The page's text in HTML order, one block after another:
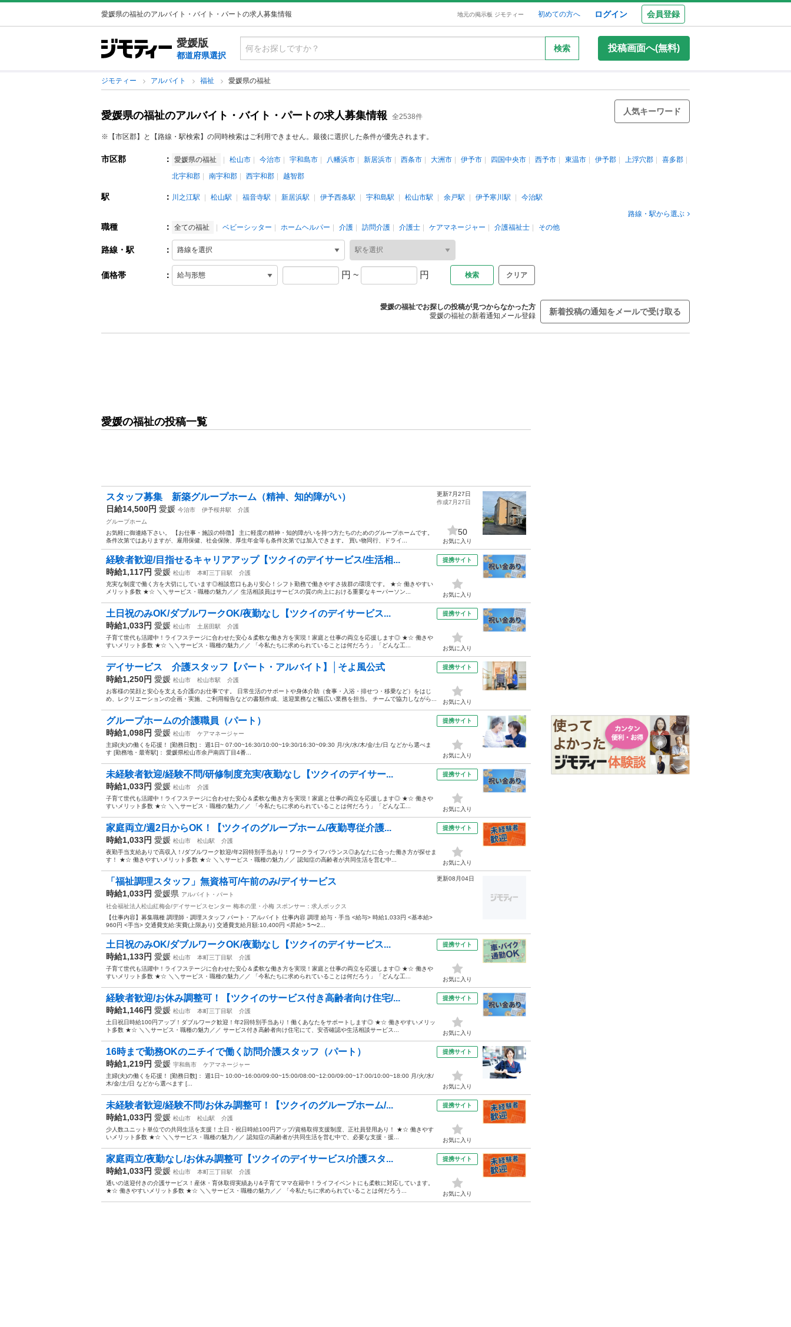
愛媛県の福祉のアルバイト・バイト・パートの求人募集情報 地元の掲示板 ジモティー 初めての方へ ログイン 会員登録
愛媛版
都道府県選択
検索 投稿画面へ(無料)
ジモティー アルバイト 福祉 愛媛県の福祉
愛媛県の福祉のアルバイト・バイト・パートの求人募集情報 全2538件
人気キーワード
※【市区郡】と【路線・駅検索】の同時検索はご利用できません。最後に選択した条件が優先されます。
市区郡 ： 愛媛県の福祉 松山市 今治市 宇和島市 八幡浜市 新居浜市 西条市 大洲市 伊予市 四国中央市 西予市 東温市 伊予郡 上浮穴郡
喜多郡
北宇和郡
南宇和郡 西宇和郡 越智郡
駅 ： 川之江駅 松山駅 福音寺駅 新居浜駅 伊予西条駅 宇和島駅 松山市駅 余戸駅 伊予寒川駅
今治駅
路線・駅から選ぶ
職種 ： 全ての福祉 ベビーシッター ホームヘルパー 介護 訪問介護 介護士 ケアマネージャー 介護福祉士 その他
路線・駅 ：
価格帯 ： 円 ~ 円 クリア
愛媛の福祉でお探しの投稿が見つからなかった方
愛媛の福祉の新着通知メール登録
新着投稿の通知をメールで受け取る
愛媛の福祉の投稿一覧
スタッフ募集 新築グループホーム（精神、知的障がい）
日給14,500円 愛媛 今治市 伊予桜井駅
介護
グループホーム
お気軽に御連絡下さい。 【お仕事・施設の特徴】 主に軽度の精神・知的障がいを持つ方たちのためのグループホームです。
条件次第ではありますが、雇用保健、社会保険、厚生年金等も条件次第では加入できます。 買い物同行、ドライ...
更新7月27日
作成7月27日
50
お気に入り
経験者歓迎/目指せるキャリアアップ【ツクイのデイサービス/生活相...
時給1,117円 愛媛 松山市 本町三丁目駅
介護
充実な制度で働く方を大切にしています◎相談窓口もあり安心！シフト勤務で働きやすさ抜群の環境です。 ★☆ 働きやすい
メリット多数 ★☆ ＼＼サービス・職種の魅力／／ 生活相談員はサービスの質の向上における重要なキーパーソン...
提携サイト
お気に入り
土日祝のみOK/ダブルワークOK/夜勤なし【ツクイのデイサービス...
時給1,033円 愛媛 松山市 土居田駅
介護
子育て世代も活躍中！ライフステージに合わせた安心＆柔軟な働き方を実現！家庭と仕事の両立を応援します◎ ★☆ 働きや
すいメリット多数 ★☆ ＼＼サービス・職種の魅力／／ 「今私たちに求められていることは何だろう」「どんな工...
提携サイト
お気に入り
デイサービス 介護スタッフ【パート・アルバイト】│そよ風公式
時給1,250円 愛媛 松山市 松山市駅
介護
お客様の笑顔と安心を支える介護のお仕事です。 日常生活のサポートや身体介助（食事・入浴・排せつ・移乗など）をはじ
め、レクリエーションの企画・実施、ご利用報告などの書類作成、送迎業務など幅広い業務を担当。 チームで協力しながら...
提携サイト
お気に入り
グループホームの介護職員（パート）
時給1,098円 愛媛 松山市
ケアマネージャー
主婦(夫)の働くを応援！ [勤務日数]： 週1日~ 07:00~16:30/10:00~19:30/16:30~09:30 月/火/水/木/金/土/日 などから選べま
す [勤務地・最寄駅]： 愛媛県松山市余戸南四丁目4番...
提携サイト
お気に入り
未経験者歓迎/経験不問/研修制度充実/夜勤なし【ツクイのデイサー...
時給1,033円 愛媛 松山市
介護
子育て世代も活躍中！ライフステージに合わせた安心＆柔軟な働き方を実現！家庭と仕事の両立を応援します◎ ★☆ 働きや
すいメリット多数 ★☆ ＼＼サービス・職種の魅力／／ 「今私たちに求められていることは何だろう」「どんな工...
提携サイト
お気に入り
家庭両立/週2日からOK！【ツクイのグループホーム/夜勤専従介護...
時給1,033円 愛媛 松山市 松山駅
介護
夜勤手当支給ありで高収入！/ダブルワーク歓迎/年2回特別手当あり！ワークライフバランス◎あなたに合った働き方が探せま
す！ ★☆ 働きやすいメリット多数 ★☆ ＼＼サービス・職種の魅力／／ 認知症の高齢者が共同生活を営む中...
提携サイト
お気に入り
「福祉調理スタッフ」無資格可/午前のみ/デイサービス
時給1,033円 愛媛県 アルバイト・パート
社会福祉法人松山紅梅会/デイサービスセンター 梅本の里・小梅 スポンサー：求人ボックス
【仕事内容】募集職種 調理師・調理スタッフ パート・アルバイト 仕事内容 調理 給与・手当 <給与> 時給1,033円 <基本給>
960円 <手当> 交通費支給:実費(上限あり) 交通費支給月額:10,400円 <昇給> 5〜2...
更新08月04日
土日祝のみOK/ダブルワークOK/夜勤なし【ツクイのデイサービス...
時給1,133円 愛媛 松山市 本町三丁目駅
介護
子育て世代も活躍中！ライフステージに合わせた安心＆柔軟な働き方を実現！家庭と仕事の両立を応援します◎ ★☆ 働きや
すいメリット多数 ★☆ ＼＼サービス・職種の魅力／／ 「今私たちに求められていることは何だろう」「どんな工...
提携サイト
お気に入り
経験者歓迎/お休み調整可！【ツクイのサービス付き高齢者向け住宅/...
時給1,146円 愛媛 松山市 本町三丁目駅
介護
土日祝日時給100円アップ！ダブルワーク歓迎！年2回特別手当あり！働くあなたをサポートします◎ ★☆ 働きやすいメリッ
ト多数 ★☆ ＼＼サービス・職種の魅力／／ サービス付き高齢者向け住宅にて、安否確認や生活相談サービス...
提携サイト
お気に入り
16時まで勤務OKのニチイで働く訪問介護スタッフ（パート）
時給1,219円 愛媛 宇和島市
ケアマネージャー
主婦(夫)の働くを応援！ [勤務日数]： 週1日~ 10:00~16:00/09:00~15:00/08:00~12:00/09:00~17:00/10:00~18:00 月/火/水/
木/金/土/日 などから選べます [...
提携サイト
お気に入り
未経験者歓迎/経験不問/お休み調整可！【ツクイのグループホーム/...
時給1,033円 愛媛 松山市 松山駅
介護
少人数ユニット単位での共同生活を支援！土日・祝日時給100円アップ/資格取得支援制度、正社員登用あり！ ★☆ 働きやす
いメリット多数 ★☆ ＼＼サービス・職種の魅力／／ 認知症の高齢者が共同生活を営む中で、必要な支援・援...
提携サイト
お気に入り
家庭両立/夜勤なし/お休み調整可【ツクイのデイサービス/介護スタ...
時給1,033円 愛媛 松山市 本町三丁目駅
介護
通いの送迎付きの介護サービス！産休・育休取得実績あり&子育てママ在籍中！ライフイベントにも柔軟に対応しています。
★☆ 働きやすいメリット多数 ★☆ ＼＼サービス・職種の魅力／／ 「今私たちに求められていることは何だろう...
提携サイト
お気に入り